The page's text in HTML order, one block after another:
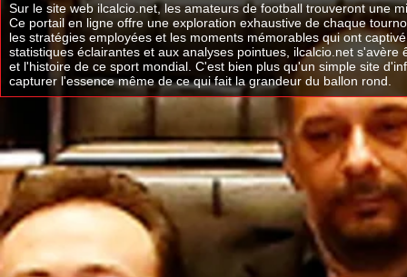
Sur le site web ilcalcio.net, les amateurs de football trouveront une
Ce portail en ligne offre une exploration exhaustive de chaque
les stratégies employées et les moments mémorables qui ont
statistiques éclairantes et aux analyses pointues, ilcalcio.net
et l'histoire de ce sport mondial. C'est bien plus qu'un simple site
capturer l'essence même de ce qui fait la grandeur du ballon rond.